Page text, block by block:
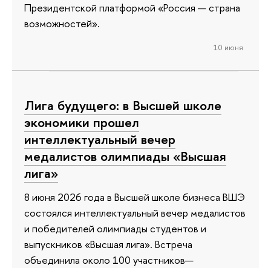
Президентской платформой «Россия — страна
возможностей».
10 июня
Лига будущего: в Высшей школе
экономики прошел
интеллектуальный вечер
медалистов олимпиады «Высшая
лига»
8 июня 2026 года в Высшей школе бизнеса ВШЭ
состоялся интеллектуальный вечер медалистов
и победителей олимпиады студентов и
выпускников «Высшая лига». Встреча
объединила около 100 участников—